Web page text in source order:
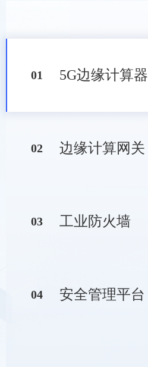
01 5G边缘计算器
02 边缘计算网关
03 工业防火墙
04 安全管理平台